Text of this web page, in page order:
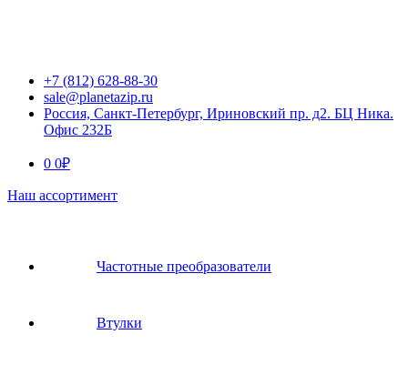
+7 (812) 628-88-30
sale@planetazip.ru
Россия, Санкт-Петербург, Ириновский пр. д2. БЦ Ника.
Офис 232Б
0 0₽
Наш ассортимент
Частотные преобразователи
Втулки